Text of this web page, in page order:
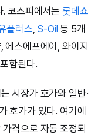
코스피에서는 롯데쇼
플러스 S-Oil등 5개
에스에프에이, 와이지
함된다.
시장가 호가와 일반·
호가가 있다. 여기에
격으로 자동 조정되